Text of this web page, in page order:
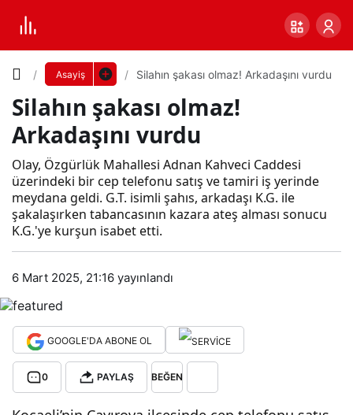
Asayiş Silahın şakası olmaz! Arkadaşını vurdu
Silahın şakası olmaz!
Arkadaşını vurdu
Olay, Özgürlük Mahallesi Adnan Kahveci Caddesi
üzerindeki bir cep telefonu satış ve tamiri iş yerinde
meydana geldi. G.T. isimli şahıs, arkadaşı K.G. ile
şakalaşırken tabancasının kazara ateş alması sonucu
K.G.'ye kurşun isabet etti.
6 Mart 2025, 21:16 yayınlandı
GOOGLE'DA ABONE OL
0 PAYLAŞ BEĞEN
Sila
hın
şak
olm
az!
Boyutunu
Küçük 100% Dev
dön
0